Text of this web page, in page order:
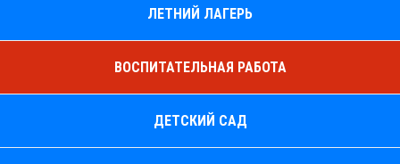
ЛЕТНИЙ ЛАГЕРЬ
ВОСПИТАТЕЛЬНАЯ РАБОТА
ДЕТСКИЙ САД